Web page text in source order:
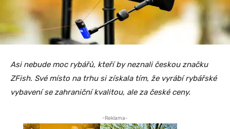
Asi nebude moc rybářů, kteří by neznali českou značku
ZFish. Své místo na trhu si získala tím, že vyrábí rybářské
vybavení se zahraniční kvalitou, ale za české ceny.
-Reklama-